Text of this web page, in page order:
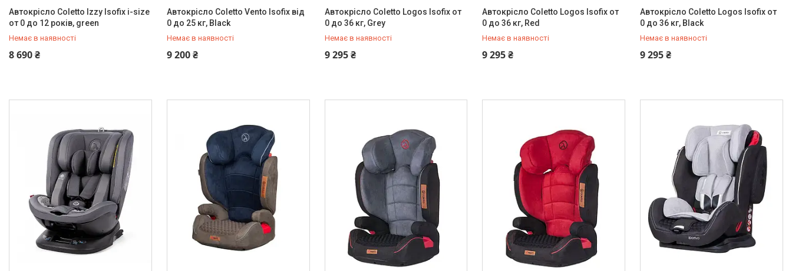
Автокрісло Coletto Izzy Isofix i-size
от 0 до 12 років, green
Немає в наявності
8 690 ₴
+380 (97) 778-20-70
Автокрісло Coletto Vento Isofix від
0 до 25 кг, Black
Немає в наявності
9 200 ₴
+380 (97) 778-20-70
Автокрісло Coletto Logos Isofix от
0 до 36 кг, Grey
Немає в наявності
9 295 ₴
+380 (97) 778-20-70
Автокрісло Coletto Logos Isofix от
0 до 36 кг, Red
Немає в наявності
9 295 ₴
+380 (97) 778-20-70
Автокрісло Coletto Logos Isofix от
0 до 36 кг, Black
Немає в наявності
9 295 ₴
+380 (97) 778-20-70